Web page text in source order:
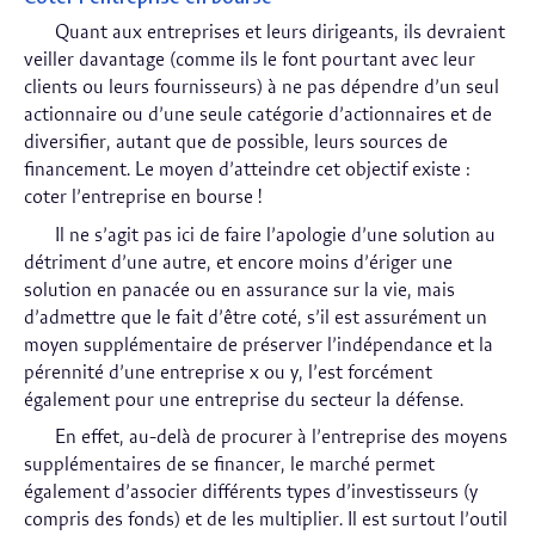
Quant aux entreprises et leurs dirigeants, ils devraient
veiller davantage (comme ils le font pourtant avec leur
clients ou leurs fournisseurs) à ne pas dépendre d’un seul
actionnaire ou d’une seule catégorie d’actionnaires et de
diversifier, autant que de possible, leurs sources de
financement. Le moyen d’atteindre cet objectif existe :
coter l’entreprise en bourse !
Il ne s’agit pas ici de faire l’apologie d’une solution au
détriment d’une autre, et encore moins d’ériger une
solution en panacée ou en assurance sur la vie, mais
d’admettre que le fait d’être coté, s’il est assurément un
moyen supplémentaire de préserver l’indépendance et la
pérennité d’une entreprise x ou y, l’est forcément
également pour une entreprise du secteur la défense.
En effet, au-delà de procurer à l’entreprise des moyens
supplémentaires de se financer, le marché permet
également d’associer différents types d’investisseurs (y
compris des fonds) et de les multiplier. Il est surtout l’outil